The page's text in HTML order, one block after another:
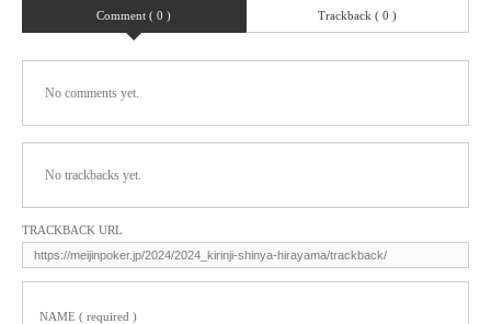
Comment ( 0 ) Trackback ( 0 )
No comments yet.
No trackbacks yet.
TRACKBACK URL
NAME ( required )